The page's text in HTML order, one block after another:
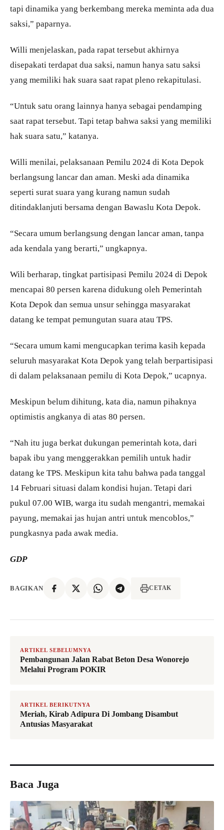
tapi dinamika yang berkembang mereka meminta ada dua
saksi,” paparnya.
Willi menjelaskan, pada rapat tersebut akhirnya
disepakati terdapat dua saksi, namun hanya satu saksi
yang memiliki hak suara saat rapat pleno rekapitulasi.
“Untuk satu orang lainnya hanya sebagai pendamping
saat rapat tersebut. Tapi tetap bahwa saksi yang memiliki
hak suara satu,” katanya.
Willi menilai, pelaksanaan Pemilu 2024 di Kota Depok
berlangsung lancar dan aman. Meski ada dinamika
seperti surat suara yang kurang namun sudah
ditindaklanjuti bersama dengan Bawaslu Kota Depok.
“Secara umum berlangsung dengan lancar aman, tanpa
ada kendala yang berarti,” ungkapnya.
Wili berharap, tingkat partisipasi Pemilu 2024 di Depok
mencapai 80 persen karena didukung oleh Pemerintah
Kota Depok dan semua unsur sehingga masyarakat
datang ke tempat pemungutan suara atau TPS.
“Secara umum kami mengucapkan terima kasih kepada
seluruh masyarakat Kota Depok yang telah berpartisipasi
di dalam pelaksanaan pemilu di Kota Depok,” ucapnya.
Meskipun belum dihitung, kata dia, namun pihaknya
optimistis angkanya di atas 80 persen.
“Nah itu juga berkat dukungan pemerintah kota, dari
bapak ibu yang menggerakkan pemilih untuk hadir
datang ke TPS. Meskipun kita tahu bahwa pada tanggal
14 Februari situasi dalam kondisi hujan. Tetapi dari
pukul 07.00 WIB, warga itu sudah mengantri, memakai
payung, memakai jas hujan antri untuk mencoblos,”
pungkasnya pada awak media.
GDP
BAGIKAN CETAK
ARTIKEL SEBELUMNYA
Pembangunan Jalan Rabat Beton Desa Wonorejo
Melalui Program POKIR
ARTIKEL BERIKUTNYA
Meriah, Kirab Adipura Di Jombang Disambut
Antusias Masyarakat
Baca Juga